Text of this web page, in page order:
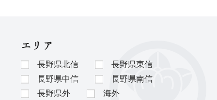
エリア
長野県北信
長野県東信
長野県中信
長野県南信
長野県外
海外